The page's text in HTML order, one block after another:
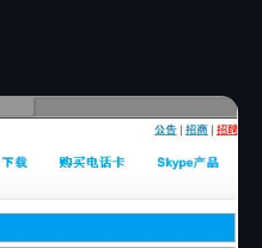
的iPod+iTunes用户入手是
话说回来，Apple并没有强
列表中进行提示。 大家放
件还是商业软件，有多少优
司的其他软件和服务，而且
是很平常的一件事，Apple
中就集成Apple Software